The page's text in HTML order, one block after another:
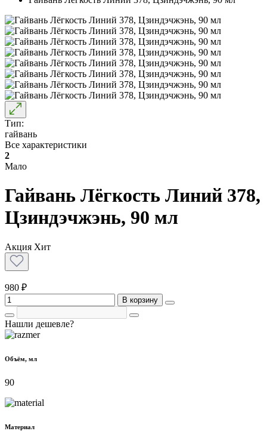
Тип:
гайвань
Все характеристики
2
Мало
Гайвань Лёгкость Линий 378,
Цзиндэчжэнь, 90 мл
Акция Хит
980 ₽
В корзину
Нашли дешевле?
Объём, мл
90
Материал